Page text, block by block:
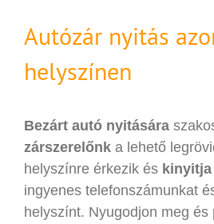
Autózár nyitás
helyszínen
Bezárt autó nyitására
zárszerelőnk a lehető
helyszínre érkezik és kinyitja
ingyenes telefonszámunkat
helyszínt. Nyugodjon meg és